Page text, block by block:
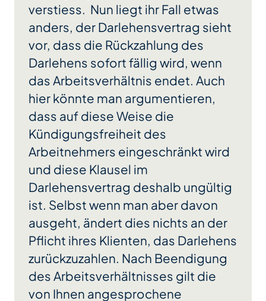
verstiess. Nun liegt ihr Fall etwas
anders, der Darlehensvertrag sieht
vor, dass die Rückzahlung des
Darlehens sofort fällig wird, wenn
das Arbeitsverhältnis endet. Auch
hier könnte man argumentieren,
dass auf diese Weise die
Kündigungsfreiheit des
Arbeitnehmers eingeschränkt wird
und diese Klausel im
Darlehensvertrag deshalb ungültig
ist. Selbst wenn man aber davon
ausgeht, ändert dies nichts an der
Pflicht ihres Klienten, das Darlehens
zurückzuzahlen. Nach Beendigung
des Arbeitsverhältnisses gilt die
von Ihnen angesprochene